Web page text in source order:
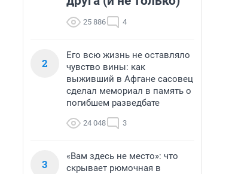
25 886 4
2
Его всю жизнь не оставляло
чувство вины: как
выживший в Афгане сасовец
сделал мемориал в память о
погибшем разведбате
24 048 3
3
«Вам здесь не место»: что
скрывает рюмочная в